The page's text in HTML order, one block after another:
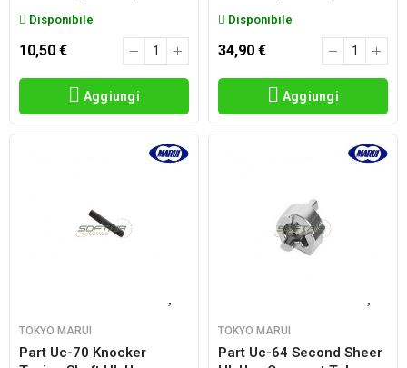
Disponibile
10,50 €
Aggiungi
Disponibile
34,90 €
Aggiungi
TOKYO MARUI
Part Uc-70 Knocker
TOKYO MARUI
Part Uc-64 Second Sheer